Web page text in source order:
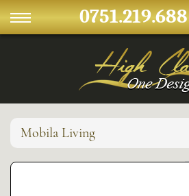
0751.219.688
Mobila Living